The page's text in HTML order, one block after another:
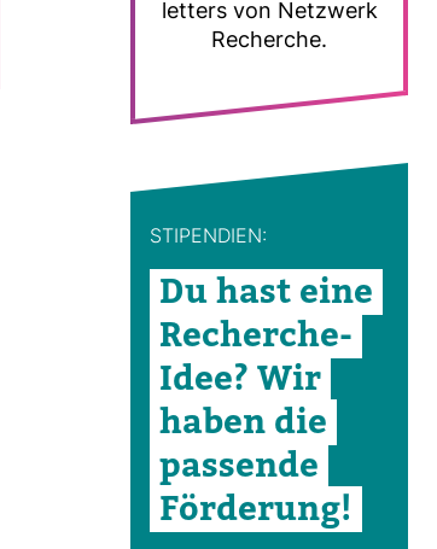
let­ters von Netz­werk
Recherche.
STI­PEN­DIEN:
Du hast eine
Recherche-​
Idee? Wir
haben die
pas­sende
För­de­rung!